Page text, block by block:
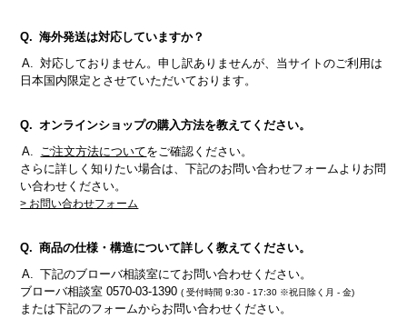
海外発送は対応していますか？
対応しておりません。申し訳ありませんが、当サイトのご利用は
日本国内限定とさせていただいております。
オンラインショップの購入方法を教えてください。
ご注文方法についてをご確認ください。
さらに詳しく知りたい場合は、下記のお問い合わせフォームよりお問
い合わせください。
> お問い合わせフォーム
商品の仕様・構造について詳しく教えてください。
下記のブローバ相談室にてお問い合わせください。
ブローバ相談室 0570-03-1390( 受付時間 9:30 - 17:30 ※祝日除く月 - 金)
または下記のフォームからお問い合わせください。